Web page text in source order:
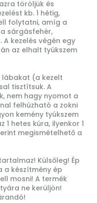
töröljük és
kb. 1 hétig,
folytatni, amíg a
sárgásfehér,
kezelés végén egy
az elhalt tyúkszem
lábakat (a kezelt
tisztítsuk. A
nem hagy nyomot a
felhúzható a zokni
kemény tyúkszem
1 hetes kúra, ilyenkor 1
megismételhető a
Külsőleg! Ép
a készítmény ép
mosni! A termék
ne kerüljön!